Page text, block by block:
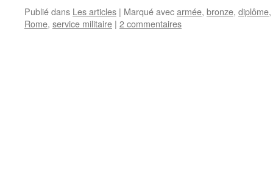
Publié dans Les articles | Marqué avecarmée, bronze, diplôme,
Rome, service militaire | 2 commentaires